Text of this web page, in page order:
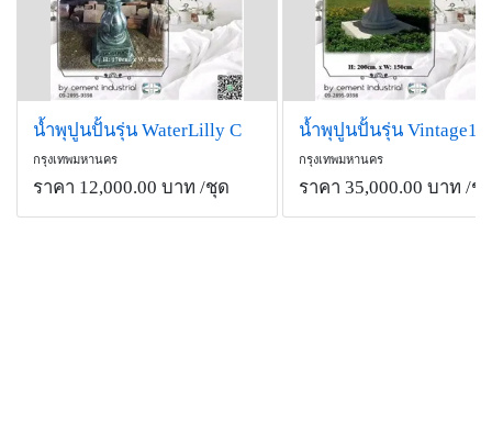
น้ำพุปูนปั้นรุ่น WaterLilly C
กรุงเทพมหานคร
ราคา 12,000.00 บาท /ชุด
น้ำพุปูนปั้นรุ่น
กรุงเทพมหานคร
ราคา 35,000.00 บาท /ชุ